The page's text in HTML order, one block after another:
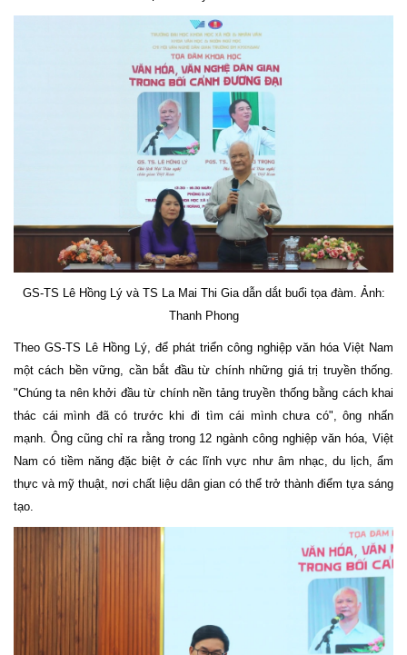
GS-TS Lê Hồng Lý và TS La Mai Thi Gia dẫn dắt buổi tọa đàm. Ảnh:
Thanh Phong
Theo GS-TS Lê Hồng Lý, để phát triển công nghiệp văn hóa Việt Nam
một cách bền vững, cần bắt đầu từ chính những giá trị truyền thống.
"Chúng ta nên khởi đầu từ chính nền tảng truyền thống bằng cách khai
thác cái mình đã có trước khi đi tìm cái mình chưa có", ông nhấn
mạnh. Ông cũng chỉ ra rằng trong 12 ngành công nghiệp văn hóa, Việt
Nam có tiềm năng đặc biệt ở các lĩnh vực như âm nhạc, du lịch, ẩm
thực và mỹ thuật, nơi chất liệu dân gian có thể trở thành điểm tựa sáng
tạo.